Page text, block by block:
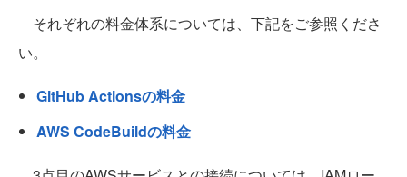
それぞれの料金体系については、下記をご参照くださ
い。
GitHub Actionsの料金
AWS CodeBuildの料金